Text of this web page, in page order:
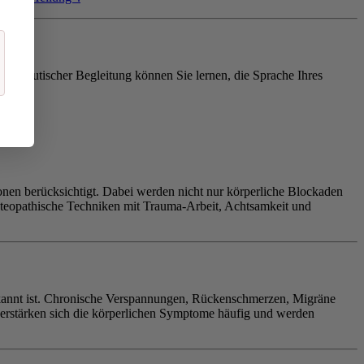
Begleitung können Sie lernen, die Sprache Ihres
berücksichtigt. Dabei werden nicht nur körperliche Blockaden
Techniken mit Trauma-Arbeit, Achtsamkeit und
ist. Chronische Verspannungen, Rückenschmerzen, Migräne
sich die körperlichen Symptome häufig und werden